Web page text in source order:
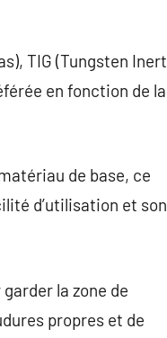
TIG (Tungsten Inert
en fonction de la
de base, ce
d’utilisation et son
la zone de
propres et de